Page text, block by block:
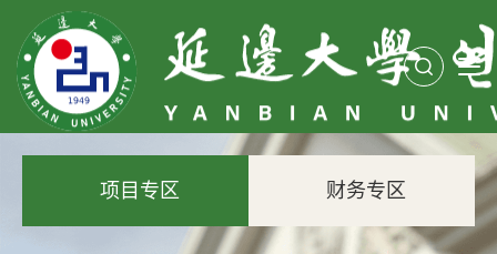
项目专区 财务专区